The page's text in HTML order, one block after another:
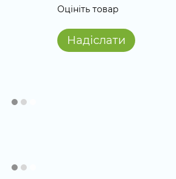
Оцініть товар
Надіслати